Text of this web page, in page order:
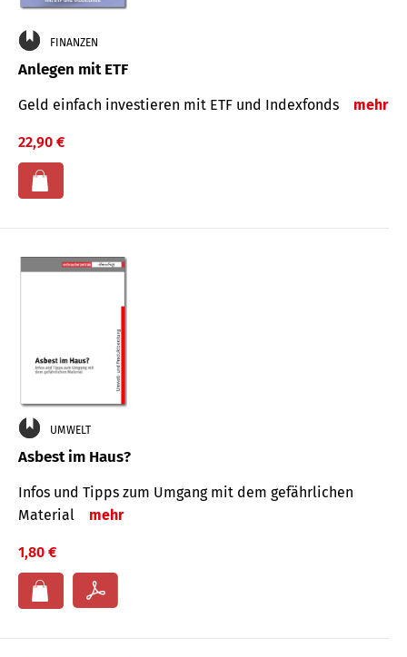
FINANZEN
Anlegen mit ETF
Geld einfach investieren mit ETF und Indexfonds mehr
22,90 €
UMWELT
Asbest im Haus?
Infos und Tipps zum Um­gang mit dem ge­fähr­lichen
Mate­rial
mehr
1,80 €